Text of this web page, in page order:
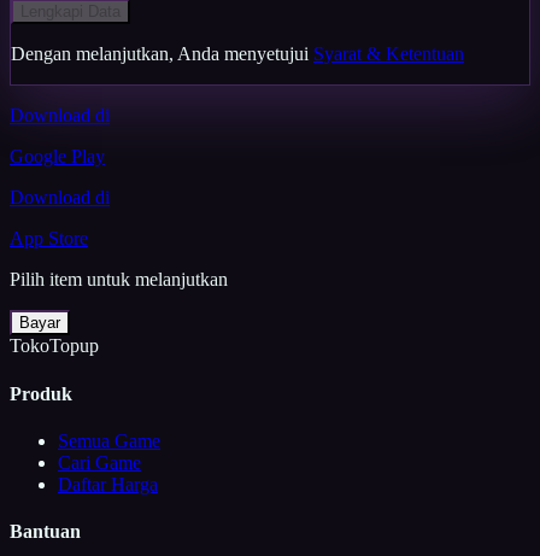
Dengan melanjutkan, Anda menyetujui Syarat & Ketentuan
Download di
Google Play
Download di
App Store
Pilih item untuk melanjutkan
Bayar
TokoTopup
Produk
Semua Game
Cari Game
Daftar Harga
Bantuan